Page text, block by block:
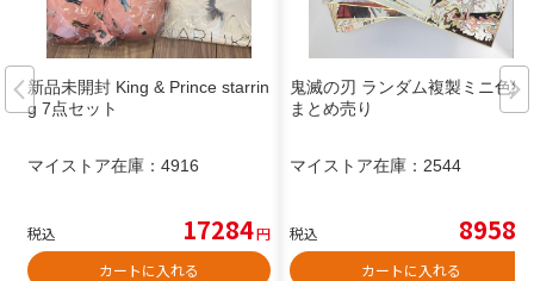
新品未開封 King & Prince starrin
g 7点セット
マイストア在庫： 4916
税込 17284円
カートに入れる
鬼滅の刃 ランダム複製ミニ色紙
まとめ売り
マイストア在庫： 2544
税込 8958
カートに入れる